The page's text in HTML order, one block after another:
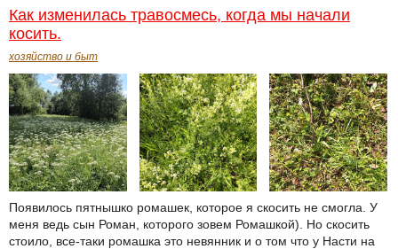
Как изменилась травосмесь, когда мы начали
косить.
хозяйство и быт
Появилось пятнышко ромашек, которое я скосить не смогла. У
меня ведь сын Роман, которого зовем Ромашкой). Но скосить
стоило, все-таки ромашка это невянник и о том что у Насти на